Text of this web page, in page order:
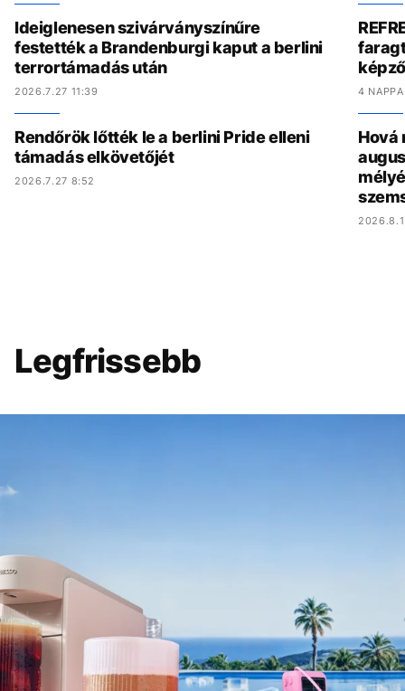
Ideiglenesen szivárványszínűre
festették a Brandenburgi kaput a berlini
terrortámadás után
2026.7.27 11:39
Rendőrök lőtték le a berlini Pride elleni
támadás elkövetőjét
2026.7.27 8:52
4
Hová
Legfrissebb